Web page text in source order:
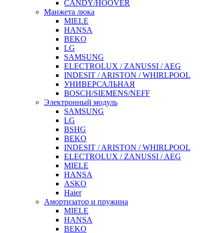
CANDY/HOOVER
Манжета люка
MIELE
HANSA
BEKO
LG
SAMSUNG
ELECTROLUX / ZANUSSI / AEG
INDESIT / ARISTON / WHIRLPOOL
УНИВЕРСАЛЬНАЯ
BOSCH/SIEMENS/NEFF
Электронный модуль
SAMSUNG
LG
BSHG
BEKO
INDESIT / ARISTON / WHIRLPOOL
ELECTROLUX / ZANUSSI / AEG
MIELE
HANSA
ASKO
Haier
Амортизатор и пружина
MIELE
HANSA
BEKO